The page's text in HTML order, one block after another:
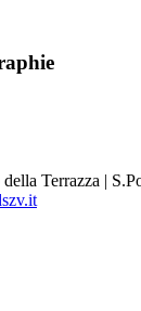
Terrazza |